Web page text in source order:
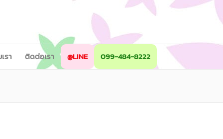
รา ติดต่อเรา @LINE 099-484-8222